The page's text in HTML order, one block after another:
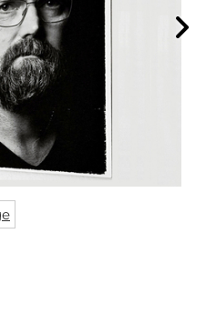
AUF IHRE